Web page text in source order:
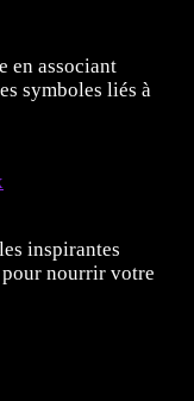
en associant
symboles liés à
inspirantes
nourrir votre